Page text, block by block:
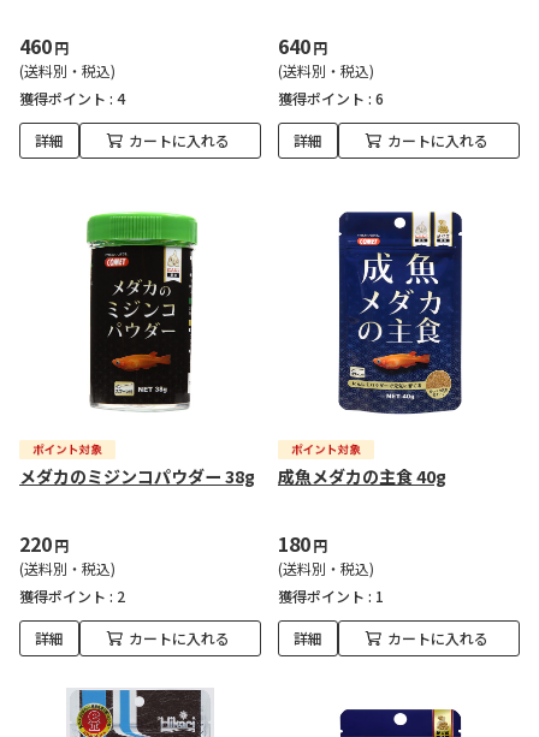
460円
(送料別・税込)
獲得ポイント : 4
詳細 カートに入れる
640円
(送料別・税込)
獲得ポイント : 6
詳細 カートに入れる
メダカのミジンコパウダー 38g
220円
(送料別・税込)
獲得ポイント : 2
詳細 カートに入れる
成魚メダカの主食 40g
180円
(送料別・税込)
獲得ポイント : 1
詳細 カートに入れる